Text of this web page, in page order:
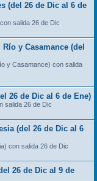
(del 26 de Dic al 6 de
salida 26 de Dic
y Casamance (del
y Casamance) con salida
26 de Dic al 6 de Ene)
salida 26 de Dic
(del 26 de Dic al 6
con salida 26 de Dic
26 de Dic al 9 de